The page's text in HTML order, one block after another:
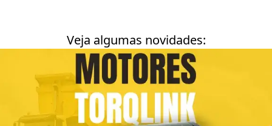
Veja algumas novidades: